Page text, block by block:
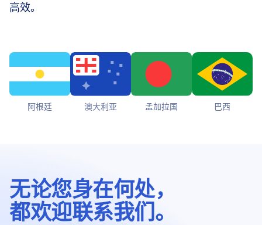
高效。
阿根廷 澳大利亚 孟加拉国 巴西
无论您身在何处，
都欢迎联系我们。